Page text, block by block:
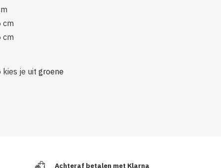
cm
cm
kies je uit groene
Achteraf betalen met Klarna